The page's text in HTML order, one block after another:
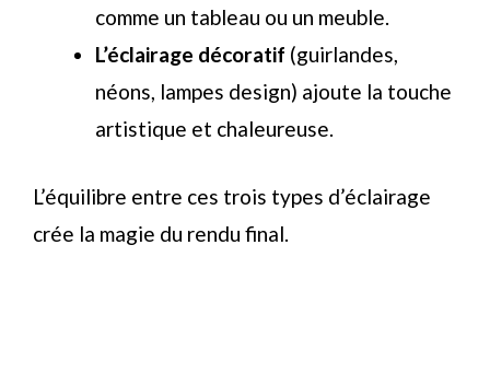
comme un tableau ou un meuble.
L’éclairage décoratif (guirlandes,
néons, lampes design) ajoute la touche
artistique et chaleureuse.
L’équilibre entre ces trois types d’éclairage
crée la magie du rendu final.